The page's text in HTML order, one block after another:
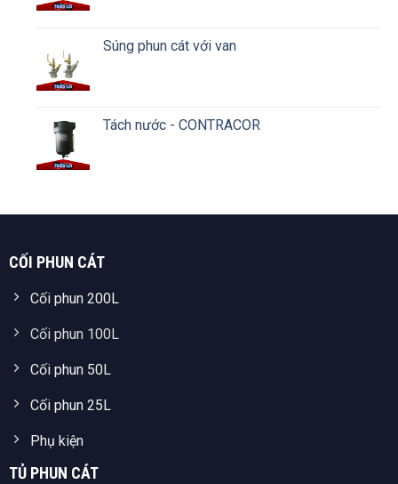
Súng phun cát với van
Tách nước - CONTRACOR
CỐI PHUN CÁT
Cối phun 200L
Cối phun 100L
Cối phun 50L
Cối phun 25L
Phụ kiện
TỦ PHUN CÁT